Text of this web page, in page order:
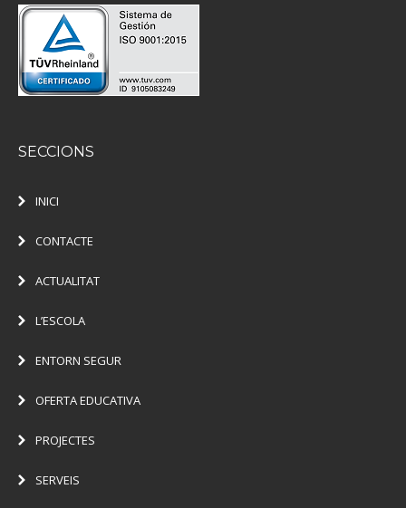
SECCIONS
INICI
CONTACTE
ACTUALITAT
L’ESCOLA
ENTORN SEGUR
OFERTA EDUCATIVA
PROJECTES
SERVEIS